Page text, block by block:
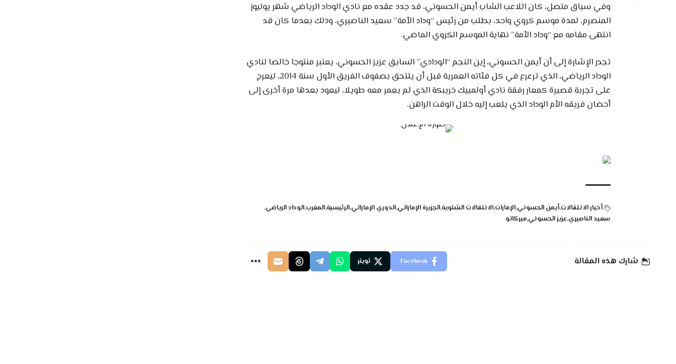
وفي سياق متصل، كان اللاعب الشاب أيمن الحسوني، قد جدد عقده مع نادي الوداد الرياضي شهر يوليوز
المنصرم، لمدة موسم كروي واحد، بطلب من رئيس “وداد الأمة” سعيد الناصيري، وذلك بعدما كان قد
انتهى مقامه مع “وداد الأمة” نهاية الموسم الكروي الماضي.
تجدر الإشارة إلى أن أيمن الحسوني، إين النجم “الودادي” السابق عزيز الحسوني، يعتبر منتوجا خالصا لنادي
الوداد الرياضي، الذي ترعرع في كل فئاته العمرية قبل أن يلتحق بصفوف الفريق الأول سنة 2014، ليعرج
على تجربة قصيرة كمعار رفقة نادي أولمبيك خريبكة الذي لم يعمر معه طويلا، ليعود بعدها مرة أخرى إلى
أحضان فريقه الأم الوداد الذي يلعب إليه خلال الوقت الراهن.
أخبار الانتقالات أيمن الحسوني الإمارات الانتقالات الشتوية الجزيرة الإماراتي الدوري الإماراتي الرئيسية المغرب الوداد الرياضي
سعيد الناصيري عزيز الحسوني ميركاتو
شارك هذه المقالة Facebook تويتر